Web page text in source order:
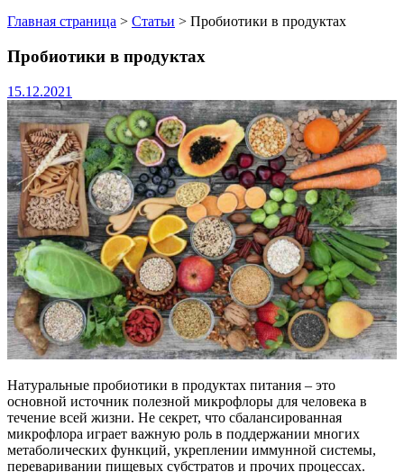
Главная страница > Статьи > Пробиотики в продуктах
Пробиотики в продуктах
15.12.2021
Натуральные пробиотики в продуктах питания – это
основной источник полезной микрофлоры для человека в
течение всей жизни. Не секрет, что сбалансированная
микрофлора играет важную роль в поддержании многих
метаболических функций, укреплении иммунной системы,
переваривании пищевых субстратов и прочих процессах.